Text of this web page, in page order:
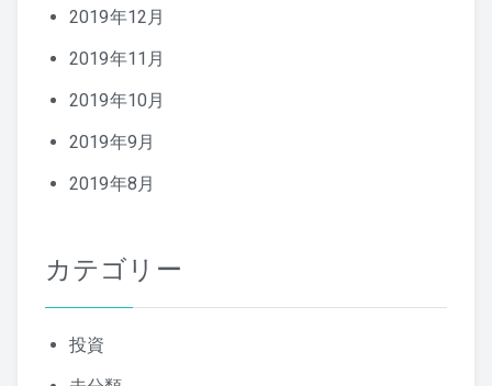
2019年12月
2019年11月
2019年10月
2019年9月
2019年8月
カテゴリー
投資